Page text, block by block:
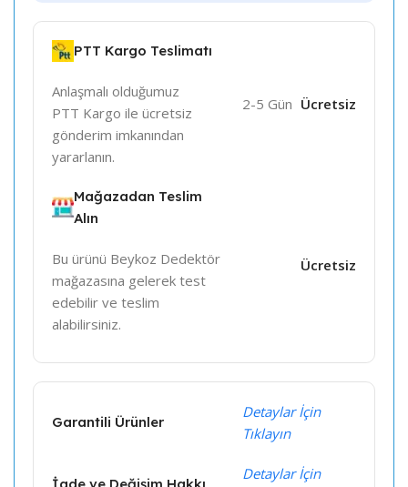
PTT Kargo Teslimatı
Anlaşmalı olduğumuz
PTT Kargo ile ücretsiz
gönderim imkanından
yararlanın.
2-5 Gün Ücretsiz
Mağazadan Teslim
Alın
Bu ürünü Beykoz Dedektör
mağazasına gelerek test
edebilir ve teslim
alabilirsiniz.
Ücretsiz
Garantili Ürünler
Detaylar İçin
Tıklayın
Detaylar İçin